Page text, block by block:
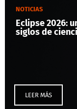
NOTICIAS
Eclipse 2026:
siglos de
LEER MÁS